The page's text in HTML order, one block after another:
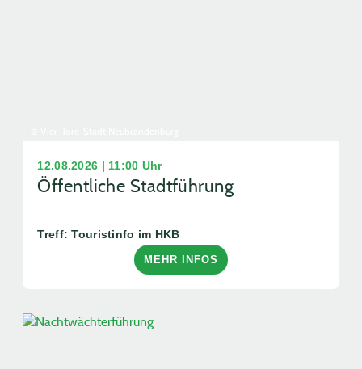
12.08.2026 | 11:00 Uhr
Öffentliche Stadtführung
Treff: Touristinfo im HKB
MEHR INFOS